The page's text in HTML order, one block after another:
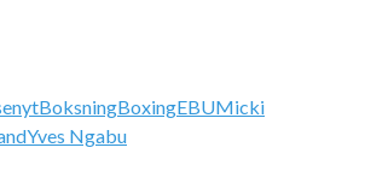
BoksningBoxingEBUMicki
Yves Ngabu